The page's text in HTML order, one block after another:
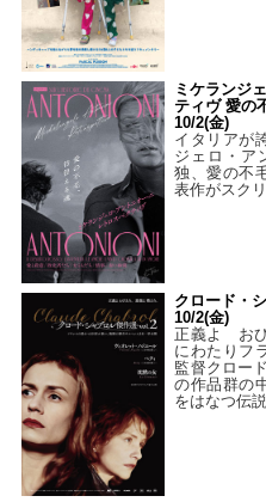
ミケランジ
ティヴ 愛の
10/2(金)
イタリアが
ジェロ・ア
独、愛の不
表作がスク
クロード・
10/2(金)
正義よ お
にわたりフ
監督クロー
の作品群の
をはなつ伝